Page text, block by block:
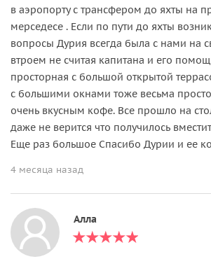
в аэропорту с трансфером до яхты на
мерседесе . Если по пути до яхты
вопросы Дурия всегда была с нами на
втроем не считая капитана и его
просторная с большой открытой
с большими окнами тоже весьма
очень вкусным кофе. Все прошло на
даже не верится что получилось
Еще раз большое Спасибо Дурии и ее
4 месяца назад
Алла